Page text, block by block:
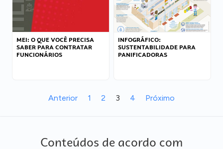
MEI: O QUE VOCÊ PRECISA
SABER PARA CONTRATAR
FUNCIONÁRIOS
INFOGRÁFICO:
SUSTENTABILIDADE PARA
PANIFICADORAS
Anterior 1 2 3 4 Próximo
Conteúdos de acordo com